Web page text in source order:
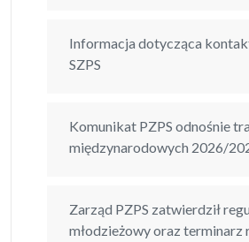
Informacja dotycząca
SZPS
Komunikat PZPS odnośnie
międzynarodowych 2026/
Zarząd PZPS zatwierdził
młodzieżowy oraz terminarz